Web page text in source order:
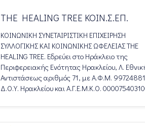
THE HEALING TREE ΚΟΙΝ.Σ.ΕΠ.
ΚΟΙΝΩΝΙΚΗ ΣΥΝΕΤΑΙΡΙΣΤΙΚΗ ΕΠΙΧΕΙΡΗΣΗ
ΣΥΛΛΟΓΙΚΗΣ ΚΑΙ ΚΟΙΝΩΝΙΚΗΣ ΩΦΕΛΕΙΑΣ THE
HEALING TREE. Εδρεύει στο Ηράκλειο της
Περιφερειακής Ενότητας Ηρακλείου, Λ.
Αντιστάσεως αριθμός 71, με Α.Φ.Μ.
Δ.Ο.Υ. Ηρακλείου και Α.Γ.Ε.Μ.Κ.Ο.